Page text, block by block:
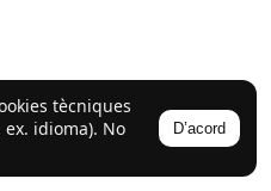
tècniques
idioma). No
D’acord